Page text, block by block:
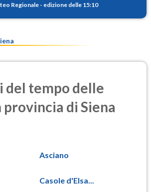
Regionale - edizione delle 15:10
del tempo delle
di Siena
Asciano
Casole d'Elsa...